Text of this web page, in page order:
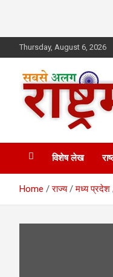
to
Thursday, August 6, 2026
विशेष लेख
Home राज्य मध्य प्रदेश